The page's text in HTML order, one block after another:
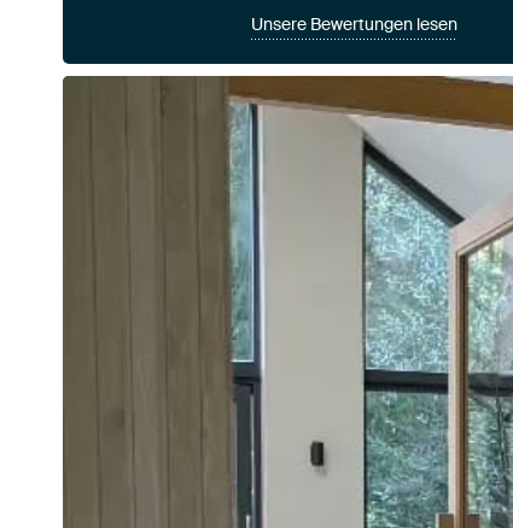
Unsere Bewertungen lesen